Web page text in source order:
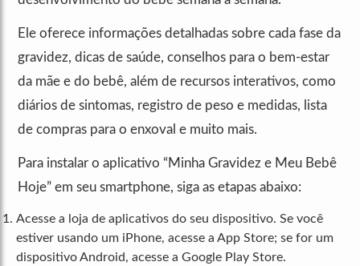
Ele oferece informações detalhadas sobre cada fase da
gravidez, dicas de saúde, conselhos para o bem-estar
da mãe e do bebê, além de recursos interativos, como
diários de sintomas, registro de peso e medidas, lista
de compras para o enxoval e muito mais.
Para instalar o aplicativo “Minha Gravidez e Meu Bebê
Hoje” em seu smartphone, siga as etapas abaixo:
Acesse a loja de aplicativos do seu dispositivo. Se você
estiver usando um iPhone, acesse a App Store; se for um
dispositivo Android, acesse a Google Play Store.